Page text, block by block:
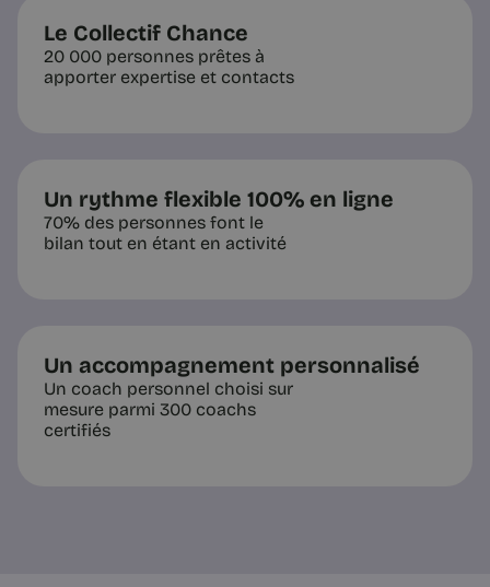
Le Collectif Chance
20 000 personnes prêtes à
apporter expertise et contacts
Un rythme flexible 100% en ligne
70% des personnes font le
bilan tout en étant en activité
Un accompagnement personnalisé
Un coach personnel choisi sur
mesure parmi 300 coachs
certifiés